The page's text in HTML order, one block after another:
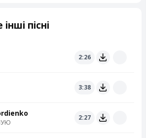
пісні
2:26
3:38
2:27